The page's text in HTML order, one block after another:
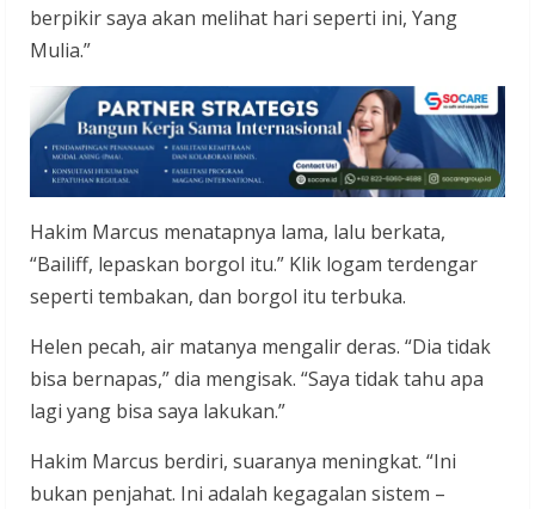
berpikir saya akan melihat hari seperti ini, Yang
Mulia.”
Hakim Marcus menatapnya lama, lalu berkata,
“Bailiff, lepaskan borgol itu.” Klik logam terdengar
seperti tembakan, dan borgol itu terbuka.
Helen pecah, air matanya mengalir deras. “Dia tidak
bisa bernapas,” dia mengisak. “Saya tidak tahu apa
lagi yang bisa saya lakukan.”
Hakim Marcus berdiri, suaranya meningkat. “Ini
bukan penjahat. Ini adalah kegagalan sistem –